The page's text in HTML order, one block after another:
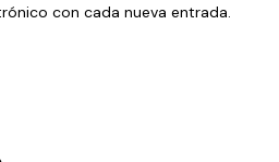
con cada nueva entrada.